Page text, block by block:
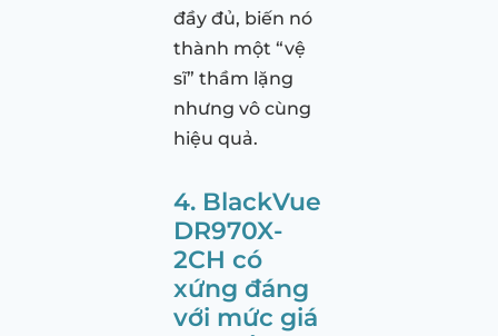
đầy đủ, biến nó
thành một “vệ
sĩ” thầm lặng
nhưng vô cùng
hiệu quả.
4. BlackVue
DR970X-
2CH có
xứng đáng
với mức giá